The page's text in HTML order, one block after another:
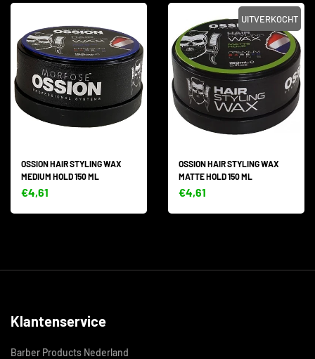
OSSION HAIR STYLING WAX
MEDIUM HOLD 150 ML
€4,61
UITVERKOCHT
OSSION HAIR STYLING WAX
MATTE HOLD 150 ML
€4,61
Klantenservice
Barber Products Nederland